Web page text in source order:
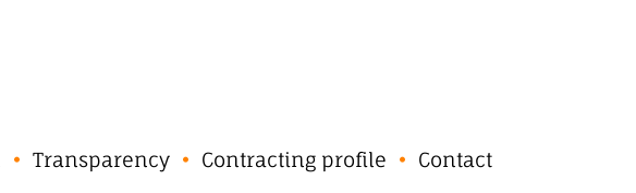
Transparency Contracting profile Contact